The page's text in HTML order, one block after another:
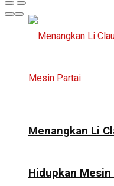
Menangkan Li
Hidupkan Mesin